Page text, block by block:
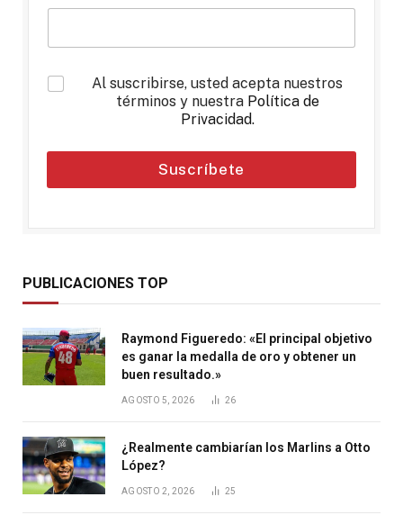
*
Al suscribirse, usted acepta nuestros
términos y nuestra Política de
Privacidad.
Suscríbete
PUBLICACIONES TOP
Raymond Figueredo: «El principal objetivo
es ganar la medalla de oro y obtener un
buen resultado.»
AGOSTO 5, 2026 26
¿Realmente cambiarían los Marlins a Otto
López?
AGOSTO 2, 2026 25